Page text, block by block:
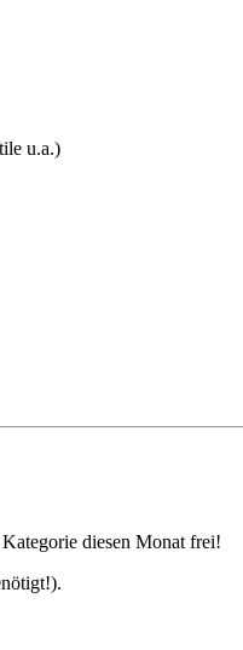
u.a.)
diesen Monat frei!